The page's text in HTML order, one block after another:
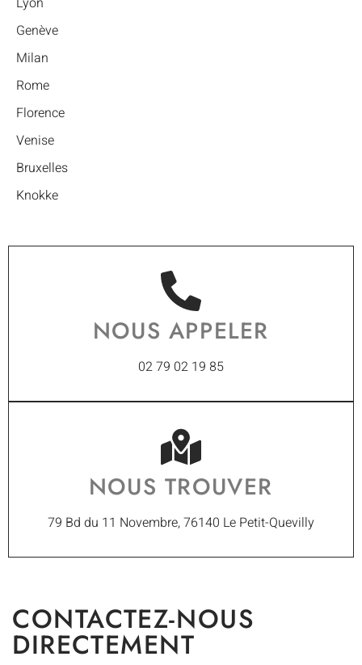
Genève
Milan
Rome
Florence
Venise
Bruxelles
Knokke
NOUS APPELER
02 79 02 19 85
NOUS TROUVER
79 Bd du 11 Novembre, 76140 Le Petit-Quevilly
CONTACTEZ-NOUS
DIRECTEMENT